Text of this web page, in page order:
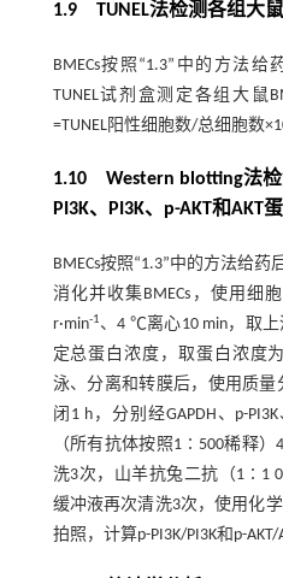
1.9 TUNEL法检测各组大鼠
BMECs按照“1.3”中的方法
TUNEL试剂盒测定各组大鼠
=TUNEL阳性细胞数/总细胞数
1.10 Western blotting法检
PI3K、PI3K、p-AKT和AKT
BMECs按照“1.3”中的方法给
消化并收集BMECs，使用细
r·min-1、4 ℃离心10 min，取
定总蛋白浓度，取蛋白浓度
泳、分离和转膜后，使用质量
闭1 h，分别经GAPDH、p-
（所有抗体按照1∶500稀释
洗3次，山羊抗兔二抗（1∶1
缓冲液再次清洗3次，使用化
拍照，计算p-PI3K/PI3K和p-AKT/